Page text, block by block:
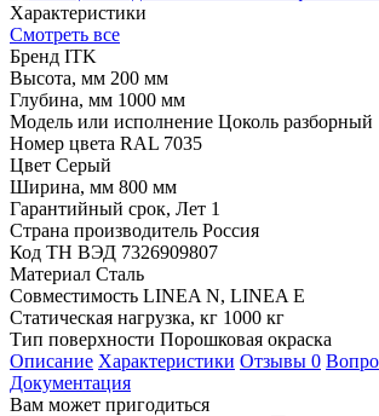
Характеристики
Смотреть все
Бренд ITK
Высота, мм 200 мм
Глубина, мм 1000 мм
Модель или исполнение Цоколь разборный
Номер цвета RAL 7035
Цвет Серый
Ширина, мм 800 мм
Гарантийный срок, Лет 1
Страна производитель Россия
Код ТН ВЭД 7326909807
Материал Сталь
Совместимость LINEA N, LINEA E
Статическая нагрузка, кг 1000 кг
Тип поверхности Порошковая окраска
Описание Характеристики Отзывы 0
Документация
Вам может пригодиться